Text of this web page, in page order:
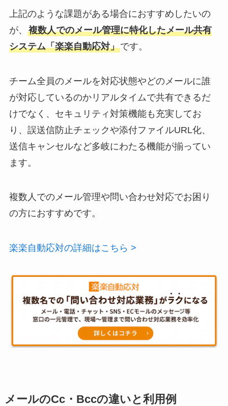
上記のような課題がある場合におすすめしたいの
が、 複数人でのメール管理に特化したメール共有
システム「楽楽自動応対」です。
チーム全員のメールを対応状態やどのメールに誰
が対応しているのかリアルタイムで共有できるだ
けでなく、セキュリティ対策機能も充実してお
り、誤送信防止チェックや添付ファイルURL化、
送信キャンセルなど多岐にわたる機能が揃ってい
ます。
複数人でのメール管理や問い合わせ対応でお困り
の方におすすめです。
楽楽自動応対の詳細はこちら >
メールのCc・Bccの違いと利用例